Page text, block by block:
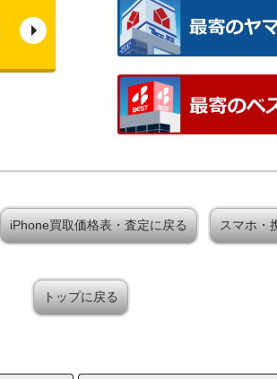
iPhone買取価格表・査定に戻る スマホ・
トップに戻る